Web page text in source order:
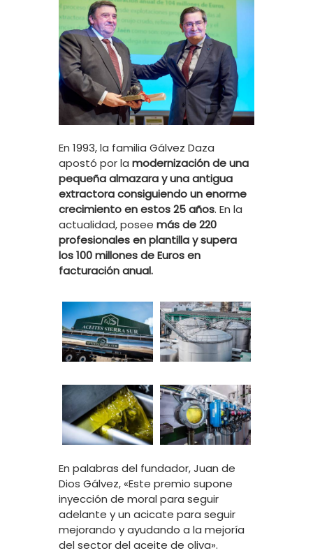
En 1993, la familia Gálvez Daza
apostó por la modernización de una
pequeña almazara y una antigua
extractora consiguiendo un enorme
crecimiento en estos 25 años. En la
actualidad, posee más de 220
profesionales en plantilla y supera
los 100 millones de Euros en
facturación anual.
En palabras del fundador, Juan de
Dios Gálvez, «Este premio supone
inyección de moral para seguir
adelante y un acicate para seguir
mejorando y ayudando a la mejoría
del sector del aceite de oliva».